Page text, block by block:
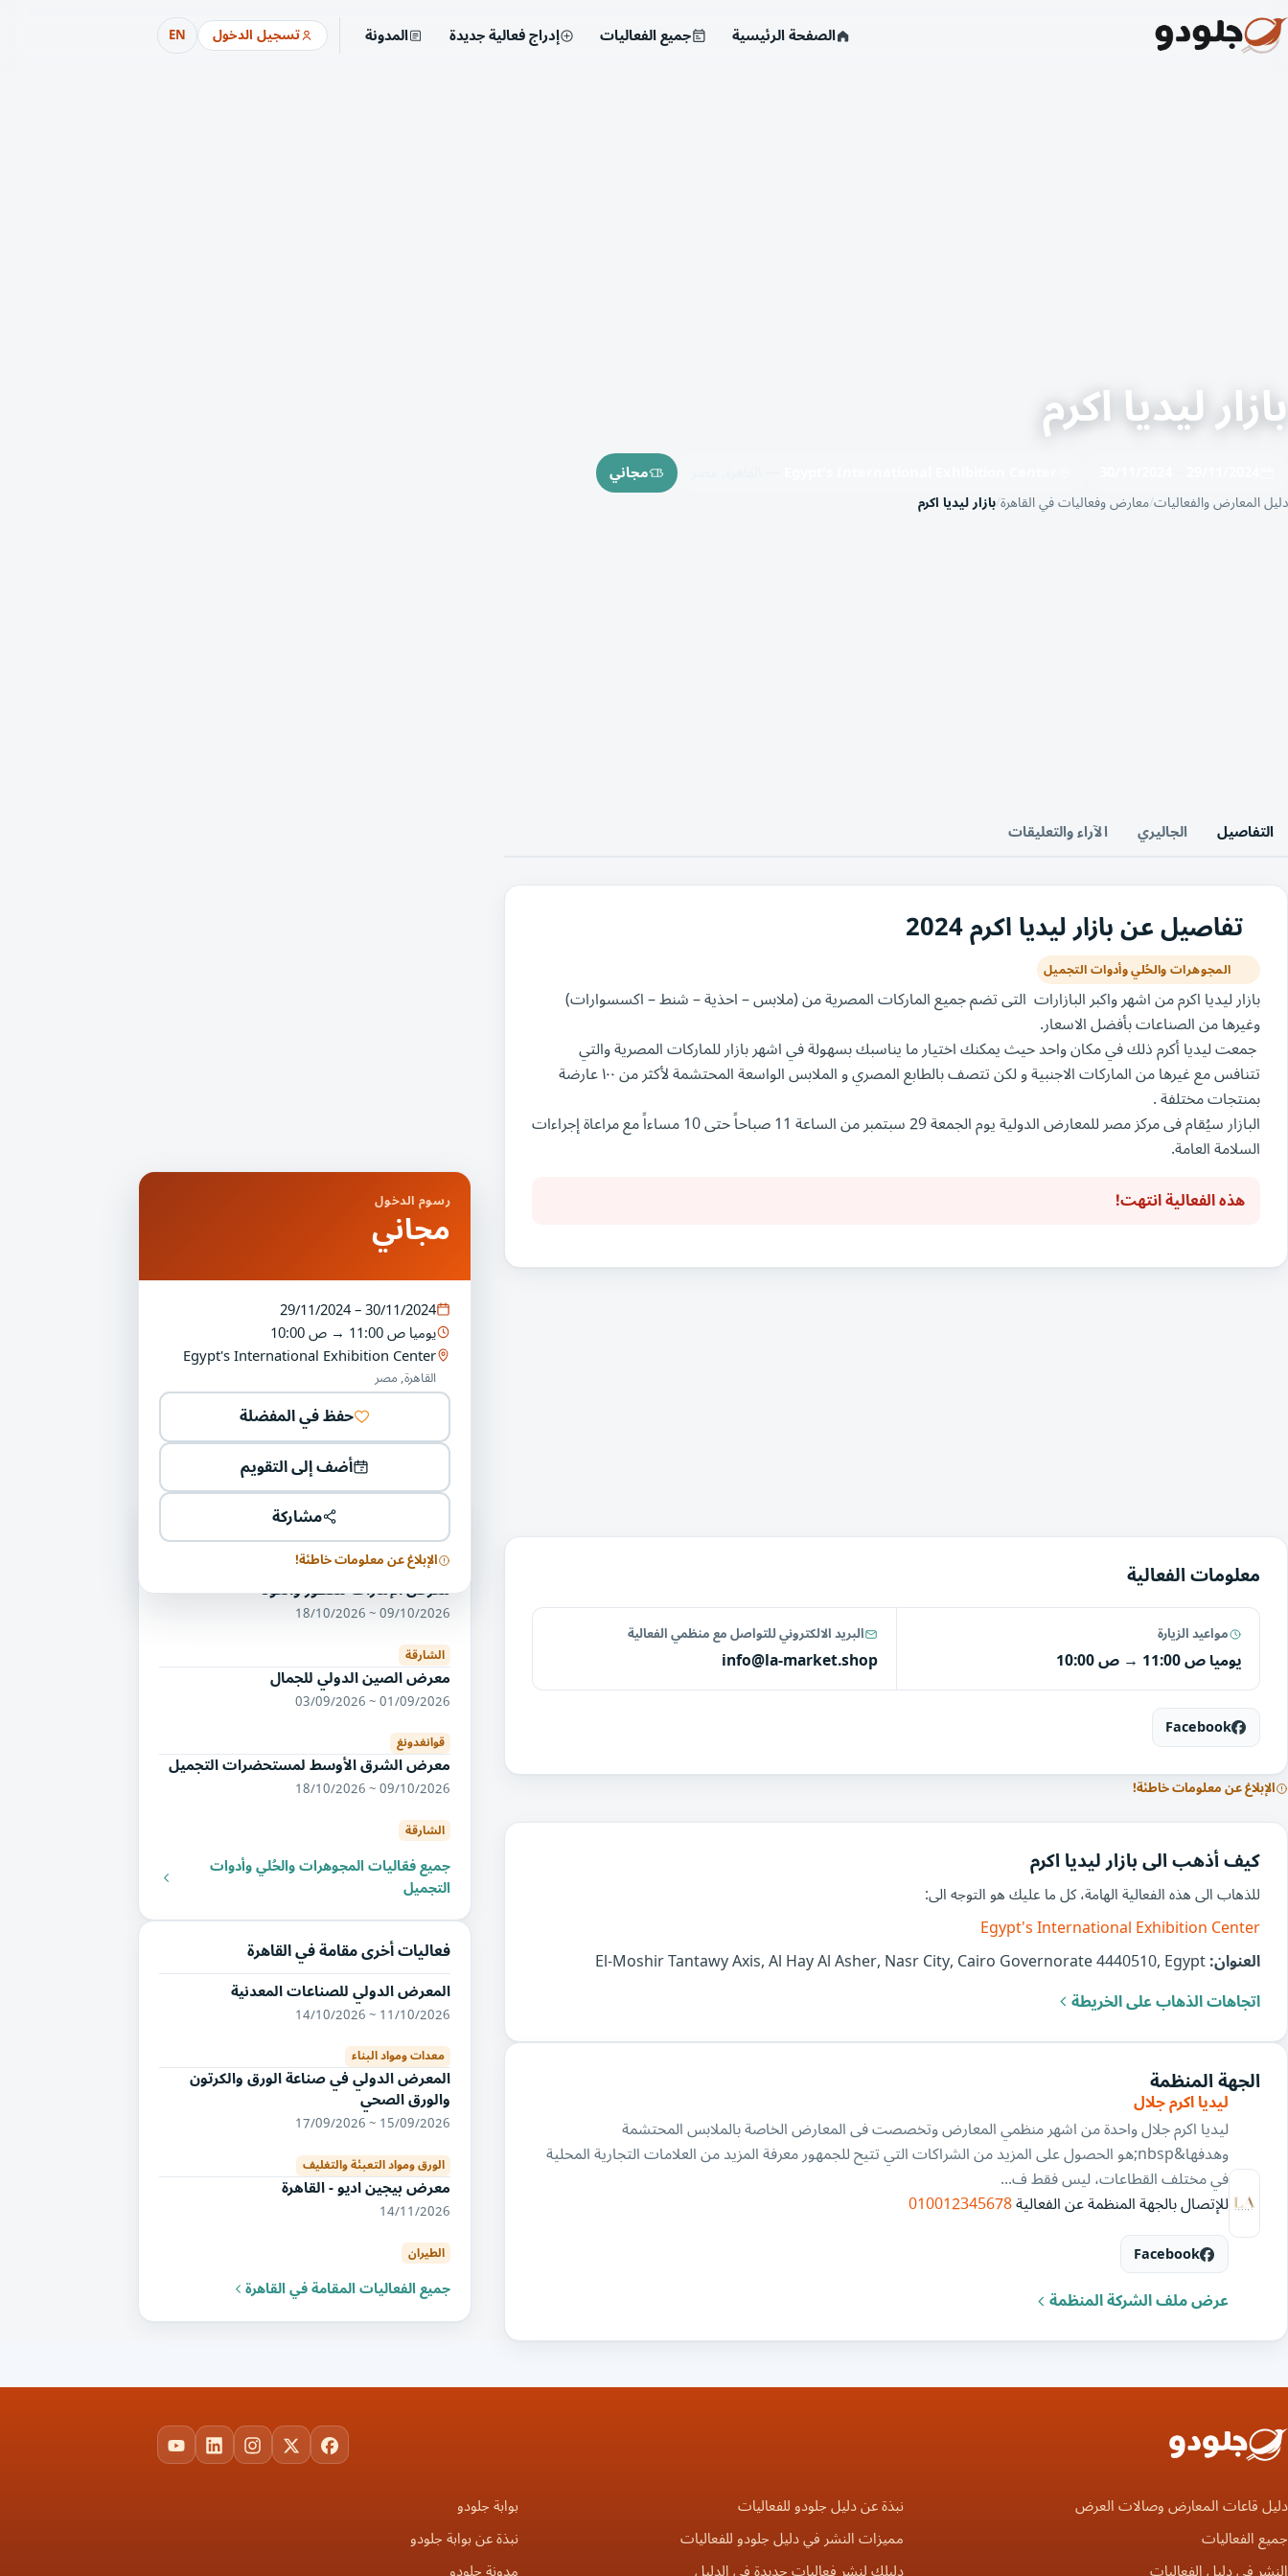
الصفحة الرئيسية جميع الفعاليات إدراج فعالية جديدة المدونة تسجيل الدخول EN
بازار ليديا اكرم
مجاني
دليل المعارض والفعالياتمعارض وفعاليات في القاهرةبازار ليديا اكرم
التفاصيل الجاليري الآراء والتعليقات
تفاصيل عن بازار ليديا اكرم 2024
المجوهرات والحُلي وأدوات التجميل
بازار ليديا اكرم من اشهر واكبر البازارات التى تضم جميع الماركات المصرية من (ملابس – احذية – شنط – اكسسوارات)
وغيرها من الصناعات بأفضل الاسعار.
جمعت ليديا أكرم ذلك في مكان واحد حيث يمكنك اختيار ما يناسبك بسهولة في اشهر بازار للماركات المصرية والتي
تتنافس مع غيرها من الماركات الاجنبية و لكن تتصف بالطابع المصري و الملابس الواسعة المحتشمة لأكثر من ١٠٠ عارضة
بمنتجات مختلفة .
البازار سيُقام فى مركز مصر للمعارض الدولية يوم الجمعة 29 سبتمبر من الساعة 11 صباحاً حتى 10 مساءاً مع مراعاة إجراءات
السلامة العامة.
هذه الفعالية انتهت!
معلومات الفعالية
مواعيد الزيارة
يوميا11:00 ص →10:00 ص
البريد الالكتروني للتواصل مع منظمي الفعالية
info@la-market.shop
Facebook
الإبلاغ عن معلومات خاطئة!
كيف أذهب الى بازار ليديا اكرم
للذهاب الى هذه الفعالية الهامة، كل ما عليك هو التوجه الى:
Egypt's International Exhibition Center
العنوان:
اتجاهات الذهاب على الخريطة
الجهة المنظمة
ليديا اكرم جلال
ليديا اكرم جلال واحدة من اشهر منظمي المعارض وتخصصت فى المعارض الخاصة بالملابس المحتشمة
وهدفها&nbsp;هو الحصول على المزيد من الشراكات التي تتيح للجمهور معرفة المزيد من العلامات التجارية المحلية
في مختلف القطاعات، ليس فقط ف...
للإتصال بالجهة المنظمة عن الفعالية010012345678
Facebook
عرض ملف الشركة المنظمة
رسوم الدخول
مجاني
29/11/2024 – 30/11/2024
يوميا11:00 ص →10:00 ص
Egypt's International Exhibition Center
القاهرة, مصر
حفظ في المفضلة
أضف إلى التقويم
مشاركة
الإبلاغ عن معلومات خاطئة!
فعاليات أخرى في مجال المجوهرات والحُلي
وأدوات التجميل
معرض الإمارات للعطور والعود
09/10/2026 ~ 18/10/2026
الشارقة
معرض الصين الدولي للجمال
01/09/2026 ~ 03/09/2026
قوانغدونغ
معرض الشرق الأوسط لمستحضرات التجميل
09/10/2026 ~ 18/10/2026
الشارقة
جميع فعّاليات المجوهرات والحُلي وأدوات
التجميل
فعاليات أخرى مقامة في القاهرة
المعرض الدولي للصناعات المعدنية
11/10/2026 ~ 14/10/2026
معدات ومواد البناء
المعرض الدولي في صناعة الورق والكرتون
والورق الصحي
15/09/2026 ~ 17/09/2026
الورق ومواد التعبئة والتغليف
معرض بيجين اديو - القاهرة
14/11/2026
الطيران
جميع الفعاليات المقامة في القاهرة
Facebook
X
Instagram
LinkedIn
YouTube
دليل قاعات المعارض وصالات العرض
جميع الفعاليات
نبذة عن دليل جلودو للفعاليات
مميزات النشر في دليل جلودو للفعاليات
بوابة جلودو
نبذة عن بوابة جلودو